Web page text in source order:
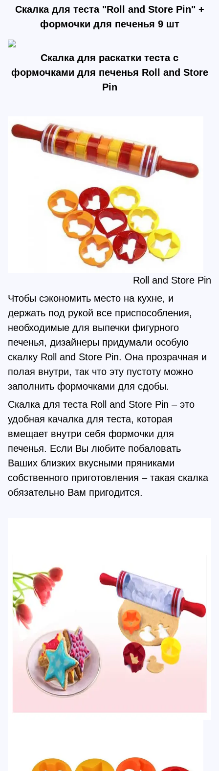
Скалка для теста "Roll and Store Pin"+
формочки для печенья 9 шт
Скалка для раскатки теста с
формочками для печенья Roll and Store
Pin
Roll and Store Pin
Чтобы сэкономить место на кухне, и
держать под рукой все приспособления,
необходимые для выпечки фигурного
печенья, дизайнеры придумали особую
скалку Roll and Store Pin. Она прозрачная и
полая внутри, так что эту пустоту можно
заполнить формочками для сдобы.
Скалка для теста Roll and Store Pin – это
удобная качалка для теста, которая
вмещает внутри себя формочки для
печенья. Если Вы любите побаловать
Ваших близких вкусными пряниками
собственного приготовления – такая скалка
обязательно Вам пригодится.